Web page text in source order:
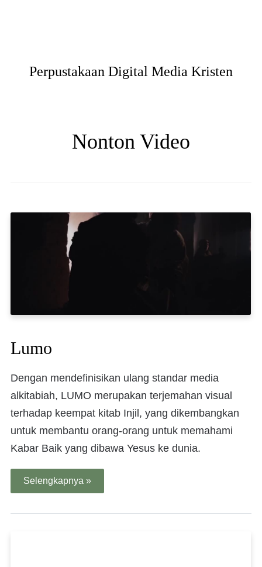
Perpustakaan Digital Media Kristen
Nonton Video
Lumo
Dengan mendefinisikan ulang standar media
alkitabiah, LUMO merupakan terjemahan visual
terhadap keempat kitab Injil, yang dikembangkan
untuk membantu orang-orang untuk memahami
Kabar Baik yang dibawa Yesus ke dunia.
Selengkapnya »